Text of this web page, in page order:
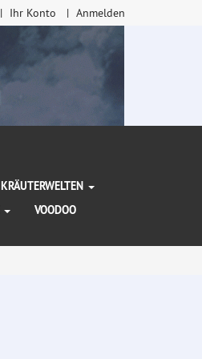
Ihr Konto Anmelden
KRÄUTERWELTEN
VOODOO